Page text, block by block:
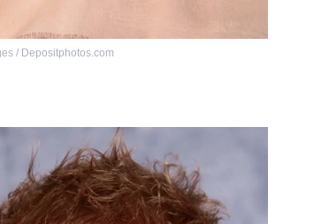
/ Depositphotos.com